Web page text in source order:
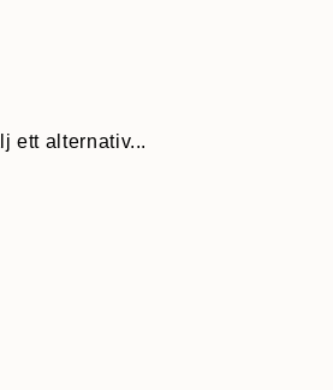
ett alternativ...